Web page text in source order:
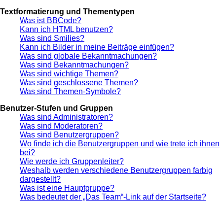
Textformatierung und Thementypen
Was ist BBCode?
Kann ich HTML benutzen?
Was sind Smilies?
Kann ich Bilder in meine Beiträge einfügen?
Was sind globale Bekanntmachungen?
Was sind Bekanntmachungen?
Was sind wichtige Themen?
Was sind geschlossene Themen?
Was sind Themen-Symbole?
Benutzer-Stufen und Gruppen
Was sind Administratoren?
Was sind Moderatoren?
Was sind Benutzergruppen?
Wo finde ich die Benutzergruppen und wie trete ich ihnen
bei?
Wie werde ich Gruppenleiter?
Weshalb werden verschiedene Benutzergruppen farbig
dargestellt?
Was ist eine Hauptgruppe?
Was bedeutet der „Das Team“-Link auf der Startseite?